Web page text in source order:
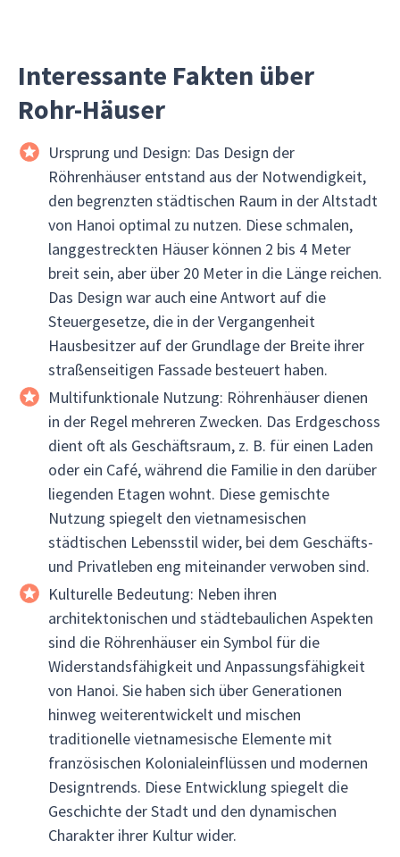
Interessante Fakten über
Rohr-Häuser
Ursprung und Design: Das Design der
Röhrenhäuser entstand aus der Notwendigkeit,
den begrenzten städtischen Raum in der Altstadt
von Hanoi optimal zu nutzen. Diese schmalen,
langgestreckten Häuser können 2 bis 4 Meter
breit sein, aber über 20 Meter in die Länge reichen.
Das Design war auch eine Antwort auf die
Steuergesetze, die in der Vergangenheit
Hausbesitzer auf der Grundlage der Breite ihrer
straßenseitigen Fassade besteuert haben.
Multifunktionale Nutzung: Röhrenhäuser dienen
in der Regel mehreren Zwecken. Das Erdgeschoss
dient oft als Geschäftsraum, z. B. für einen Laden
oder ein Café, während die Familie in den darüber
liegenden Etagen wohnt. Diese gemischte
Nutzung spiegelt den vietnamesischen
städtischen Lebensstil wider, bei dem Geschäfts-
und Privatleben eng miteinander verwoben sind.
Kulturelle Bedeutung: Neben ihren
architektonischen und städtebaulichen Aspekten
sind die Röhrenhäuser ein Symbol für die
Widerstandsfähigkeit und Anpassungsfähigkeit
von Hanoi. Sie haben sich über Generationen
hinweg weiterentwickelt und mischen
traditionelle vietnamesische Elemente mit
französischen Kolonialeinflüssen und modernen
Designtrends. Diese Entwicklung spiegelt die
Geschichte der Stadt und den dynamischen
Charakter ihrer Kultur wider.